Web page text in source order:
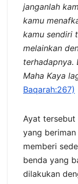
janganlah
kamu
kamu sendiri
melainkan
terhadapnya.
Maha Kaya
Baqarah:267)
Ayat tersebut
yang
memberi
benda yang
dilakukan